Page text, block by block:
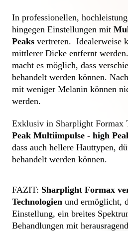
In professionellen,
hingegen Einstellungen mit
Peaks vertreten.  Idealerweise
mittlerer Dicke entfernt
macht es möglich, dass
behandelt werden können.
mit weniger Melanin können
werden.
Exklusiv in Sharplight Formax
Peak Multiimpulse - high
dass auch hellere Hauttypen,
behandelt werden können.
FAZIT: Sharplight Formax
Technologien und ermöglicht,
Einstellung, ein breites
Behandlungen mit